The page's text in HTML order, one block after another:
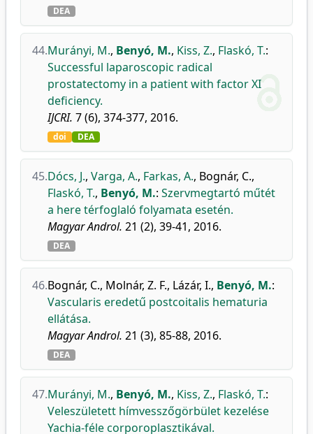
DEA
44.Murányi, M., Benyó, M., Kiss, Z., Flaskó, T.:
Successful laparoscopic radical
prostatectomy in a patient with factor XI
deficiency.
IJCRI. 7 (6), 374-377, 2016.
doi DEA
45.Dócs, J., Varga, A., Farkas, A., Bognár, C.,
Flaskó, T., Benyó, M.: Szervmegtartó műtét
a here térfoglaló folyamata esetén.
Magyar Androl. 21 (2), 39-41, 2016.
DEA
46.Bognár, C., Molnár, Z. F., Lázár, I., Benyó, M.:
Vascularis eredetű postcoitalis hematuria
ellátása.
Magyar Androl. 21 (3), 85-88, 2016.
DEA
47.Murányi, M., Benyó, M., Kiss, Z., Flaskó, T.:
Veleszületett hímvesszőgörbület kezelése
Yachia-féle corporoplasztikával.